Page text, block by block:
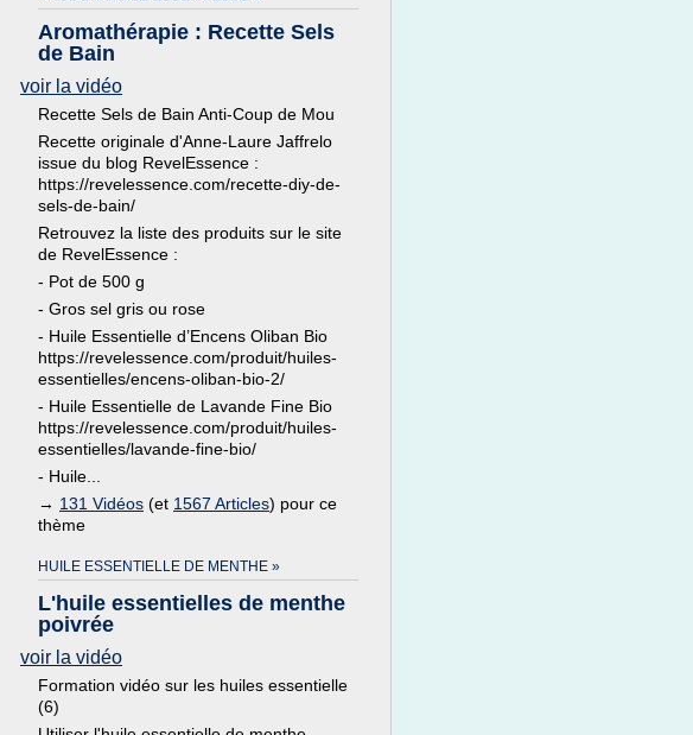
Aromathérapie : Recette Sels
de Bain
voir la vidéo
Recette Sels de Bain Anti-Coup de Mou
Recette originale d'Anne-Laure Jaffrelo
issue du blog RevelEssence :
https://revelessence.com/recette-diy-de-
sels-de-bain/
Retrouvez la liste des produits sur le site
de RevelEssence :
- Pot de 500 g
- Gros sel gris ou rose
- Huile Essentielle d’Encens Oliban Bio
https://revelessence.com/produit/huiles-
essentielles/encens-oliban-bio-2/
- Huile Essentielle de Lavande Fine Bio
https://revelessence.com/produit/huiles-
essentielles/lavande-fine-bio/
- Huile...
→ 131 Vidéos (et 1567 Articles) pour ce
thème
HUILE ESSENTIELLE DE MENTHE »
L'huile essentielles de menthe
poivrée
voir la vidéo
Formation vidéo sur les huiles essentielle
(6)